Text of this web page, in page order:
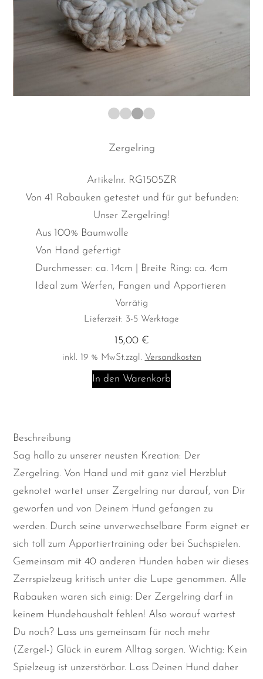
1 2 3 4
Zergelring
Artikelnr. RG1505ZR
Von 41 Rabauken getestet und für gut befunden:
Unser Zergelring!
Aus 100% Baumwolle
Von Hand gefertigt
Durchmesser: ca. 14cm | Breite Ring: ca. 4cm
Ideal zum Werfen, Fangen und Apportieren
Vorrätig
Lieferzeit: 3-5 Werktage
15,00 €
inkl. 19 % MwSt.zzgl. Versandkosten
In den Warenkorb
Beschreibung
Sag hallo zu unserer neusten Kreation: Der
Zergelring. Von Hand und mit ganz viel Herzblut
geknotet wartet unser Zergelring nur darauf, von Dir
geworfen und von Deinem Hund gefangen zu
werden. Durch seine unverwechselbare Form eignet er
sich toll zum Apportiertraining oder bei Suchspielen.
Gemeinsam mit 40 anderen Hunden haben wir dieses
Zerrspielzeug kritisch unter die Lupe genommen. Alle
Rabauken waren sich einig: Der Zergelring darf in
keinem Hundehaushalt fehlen! Also worauf wartest
Du noch? Lass uns gemeinsam für noch mehr
(Zergel-) Glück in eurem Alltag sorgen. Wichtig: Kein
Spielzeug ist unzerstörbar. Lass Deinen Hund daher